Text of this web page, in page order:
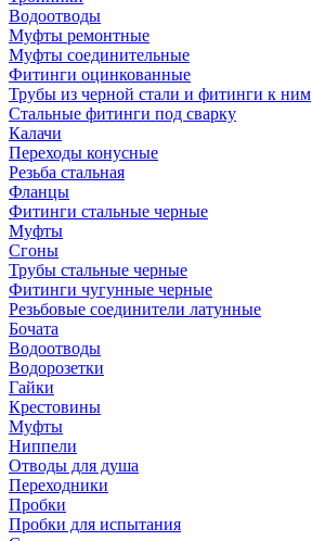
Водоотводы
Муфты ремонтные
Муфты соединительные
Фитинги оцинкованные
Трубы из черной стали и фитинги к ним
Стальные фитинги под сварку
Калачи
Переходы конусные
Резьба стальная
Фланцы
Фитинги стальные черные
Муфты
Сгоны
Трубы стальные черные
Фитинги чугунные черные
Резьбовые соединители латунные
Бочата
Водоотводы
Водорозетки
Гайки
Крестовины
Муфты
Ниппели
Отводы для душа
Переходники
Пробки
Пробки для испытания